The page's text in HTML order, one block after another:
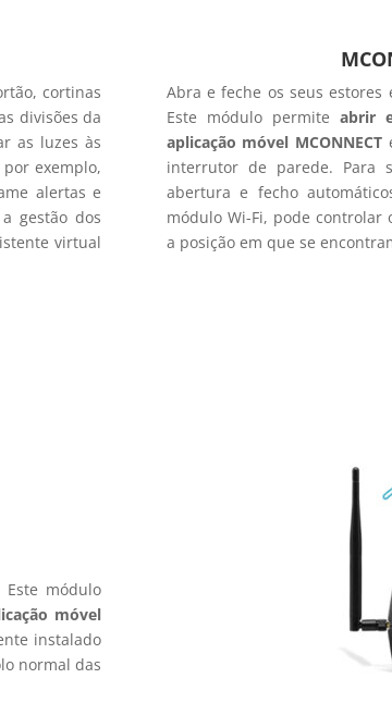
cortinas
divisões da
as luzes às
exemplo,
alertas e
gestão dos
virtual
Abra e feche os seus
Este módulo permite abrir
aplicação móvel MCONNECT
interrutor de parede. Para
abertura e fecho
módulo Wi-Fi, pode
a posição em que se
módulo
móvel
instalado
normal das